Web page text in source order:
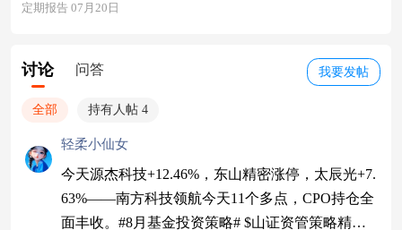
定期报告 07月20日
我要发帖
讨论 问答
全部 持有人帖 4
轻柔小仙女
今天源杰科技+12.46%，东山精密涨停，太辰光+7.
63%——南方科技领航今天11个多点，CPO持仓全
面丰收。#8月基金投资策略# $山证资管策略精选